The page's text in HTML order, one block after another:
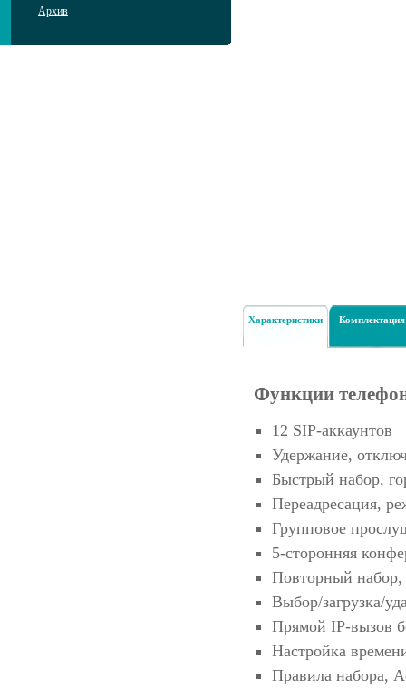
Архив
Характеристики Комплектация
Функции
12 SIP-аккаунтов
Удержание,
Быстрый набор,
Переадресация,
Групповое
5-сторонняя
Повторный набор,
Выбор/загрузка/
Прямой IP-вызов
Настройка
Правила набора,